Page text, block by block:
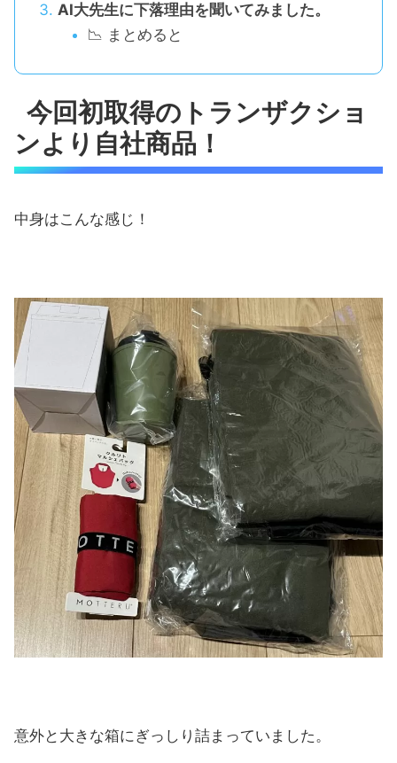
AI大先生に下落理由を聞いてみました。
📉 まとめると
今回初取得のトランザクショ
ンより自社商品！
中身はこんな感じ！
意外と大きな箱にぎっしり詰まっていました。